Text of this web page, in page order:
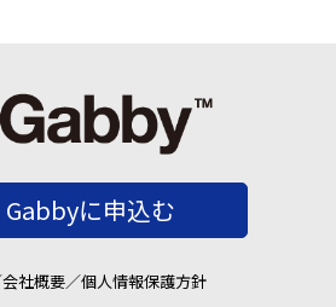
Gabbyに申込む
会社概要／個人情報保護方針